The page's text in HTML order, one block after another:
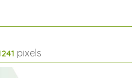
pixels